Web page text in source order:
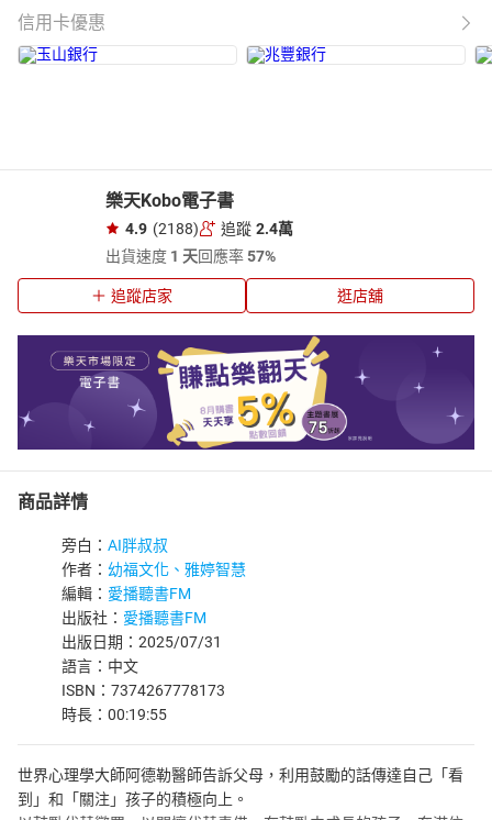
信用卡優惠
樂天Kobo電子書
4.9 (2188) 追蹤 2.4萬
出貨速度 1 天回應率57%
追蹤店家 逛店舖
商品詳情
旁白： AI胖叔叔
作者： 幼福文化、雅婷智慧
編輯： 愛播聽書FM
出版社： 愛播聽書FM
出版日期：2025/07/31
語言：中文
ISBN：7374267778173
時長：00:19:55
世界心理學大師阿德勒醫師告訴父母，利用鼓勵的話傳達自己「看
到」和「關注」孩子的積極向上。